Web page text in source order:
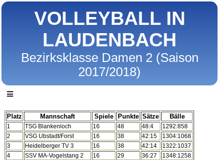
VOLLEYBALL IN
LAUDENBACH
Bezirksklasse Damen 2 (Saison
2017/2018)
≡
Platz Mannschaft Spiele Punkte Sätze Bälle
1 TSG Blankenloch 16 48 48:4
1292:858
2
VSG Ubstadt/Forst 16 38 42:15
1304:1068
3
Heidelberger TV 3 16 38 42:14
1322:1037
4
SSV MA-Vogelstang 2 16 29 36:27
1348:1258